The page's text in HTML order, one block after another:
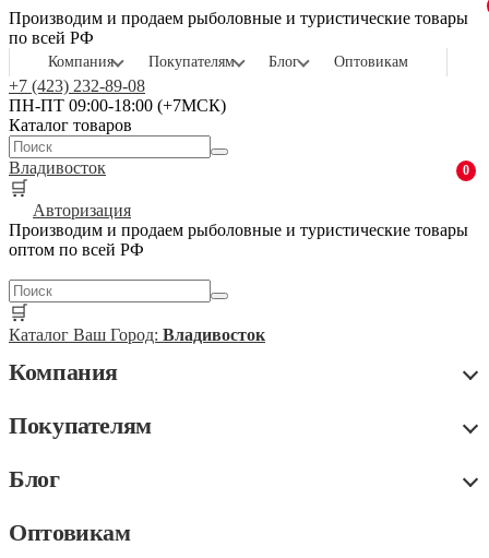
Производим и продаем рыболовные и туристические товары
по всей РФ
Компания Покупателям Блог Оптовикам
+7 (423) 232-89-08
ПН-ПТ 09:00-18:00 (+7МСК)
Каталог товаров
Владивосток
🛒
0
Авторизация
Производим и продаем рыболовные и туристические товары
оптом по всей РФ
🛒
Каталог Ваш Город: Владивосток
Компания
Покупателям
Блог
Оптовикам